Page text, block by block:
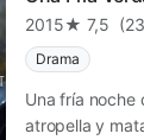
2015★ 7,5
Drama
Una fría noche
atropella y